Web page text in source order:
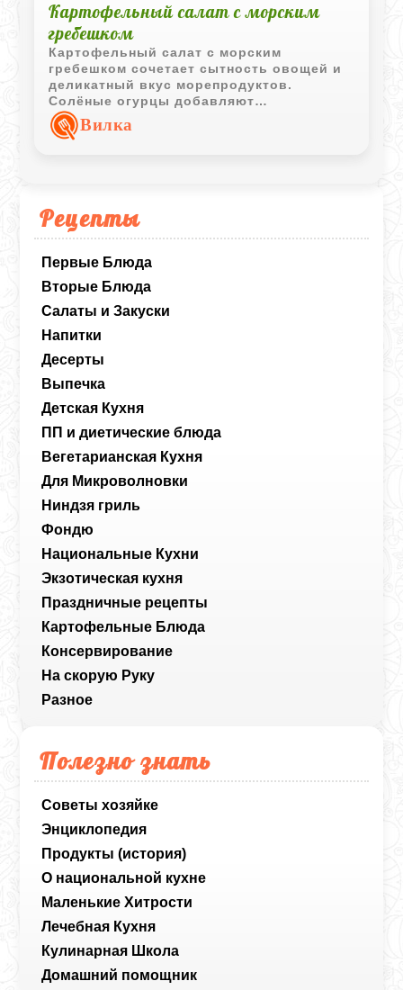
Рецепты
Первые Блюда
Вторые Блюда
Салаты и Закуски
Напитки
Десерты
Выпечка
Детская Кухня
ПП и диетические блюда
Вегетарианская Кухня
Для Микроволновки
Ниндзя гриль
Фондю
Национальные Кухни
Экзотическая кухня
Праздничные рецепты
Картофельные Блюда
Консервирование
На скорую Руку
Разное
Полезно знать
Советы хозяйке
Энциклопедия
Продукты (история)
О национальной кухне
Маленькие Хитрости
Лечебная Кухня
Кулинарная Школа
Домашний помощник
Картофельный салат с морским
гребешком
Картофельный салат с морским
гребешком сочетает сытность овощей и
деликатный вкус морепродуктов.
Солёные огурцы добавляют
выразительные нотки, а заправка делает
блюдо гармоничным и насыщенным.
Вилка